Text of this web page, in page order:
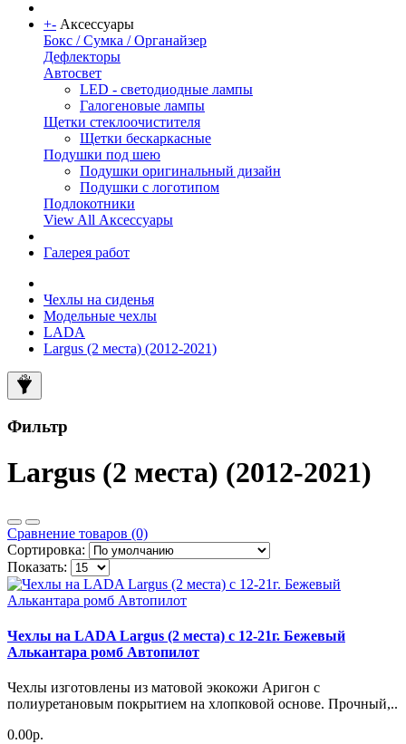
+- Аксессуары
Бокс / Сумка / Органайзер
Дефлекторы
Автосвет
LED - светодиодные лампы
Галогеновые лампы
Щетки стеклоочистителя
Щетки бескаркасные
Подушки под шею
Подушки оригинальный дизайн
Подушки с логотипом
Подлокотники
View All Аксессуары
Галерея работ
Чехлы на сиденья
Модельные чехлы
LADA
Largus (2 места) (2012-2021)
Фильтр
Largus (2 места) (2012-2021)
Сравнение товаров (0)
Сортировка:
Показать:
Чехлы на LADA Largus (2 места) c 12-21г. Бежевый
Алькантара ромб Автопилот
Чехлы изготовлены из матовой экокожи Аригон с
полиуретановым покрытием на хлопковой основе. Прочный,..
0.00р.